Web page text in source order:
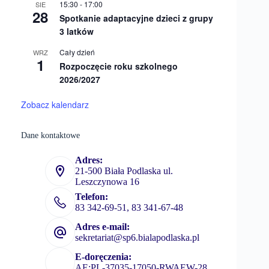
SIE
28
15:30 - 17:00
Spotkanie adaptacyjne dzieci z grupy
3 latków
WRZ
1
Cały dzień
Rozpoczęcie roku szkolnego
2026/2027
Zobacz kalendarz
Dane kontaktowe
Adres:
21-500 Biała Podlaska ul.
Leszczynowa 16
Telefon:
83 342-69-51, 83 341-67-48
Adres e-mail:
sekretariat@sp6.bialapodlaska.pl
E-doręczenia: